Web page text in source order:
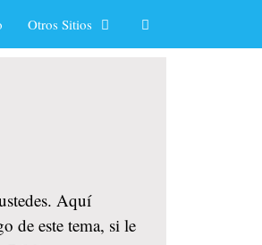
Otros Sitios
Aquí
de este tema, si le